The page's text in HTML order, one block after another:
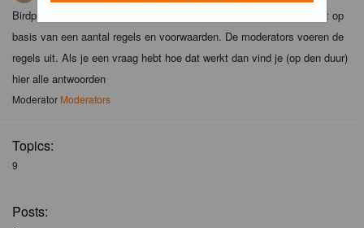
Birdpix is niet zomaar een foto-site. Het plaatsen van foto's gebeurt op
basis van een aantal regels en voorwaarden. De moderators voeren de
regels uit. Als je een vraag hebt hoe dat werkt dan vind je (op den duur)
hier alle antwoorden
Moderator Moderators
Topics:
9
Posts: